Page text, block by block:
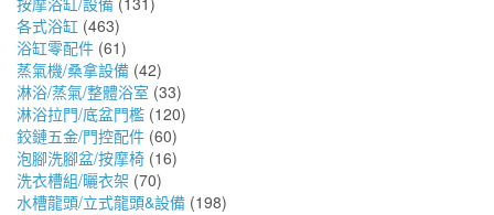
各式浴缸 (463)
浴缸零配件 (61)
蒸氣機/桑拿設備 (42)
淋浴/蒸氣/整體浴室 (33)
淋浴拉門/底盆門檻 (120)
鉸鏈五金/門控配件 (60)
泡腳洗腳盆/按摩椅 (16)
洗衣槽組/曬衣架 (70)
水槽龍頭/立式龍頭&設備 (198)